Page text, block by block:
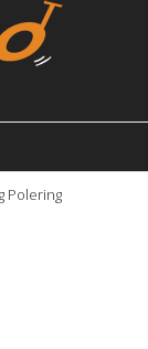
Polering